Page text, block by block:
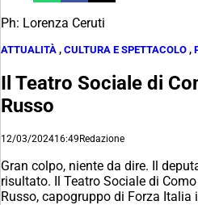
Ph: Lorenza Ceruti
ATTUALITÀ , CULTURA E SPETTACOLO ,
Il Teatro Sociale di
Russo
12/03/202416:49Redazione
Gran colpo, niente da dire. Il
risultato. Il Teatro Sociale di
Russo, capogruppo di Forza